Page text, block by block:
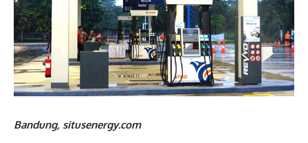
Bandung, situsenergy.com